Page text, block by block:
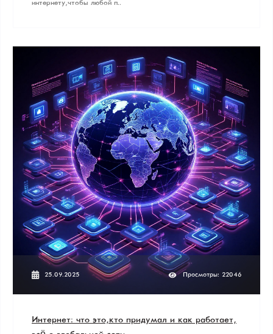
интернету, чтобы любой п..
25.09.2025 Просмотры: 22046
Интернет: что это, кто придумал и как работает,